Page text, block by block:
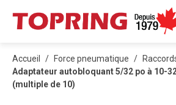
PASSER AU CONTENU PRINCIPAL
Accueil / Force pneumatique /
Adaptateur autobloquant 5/32 po à 10-
(multiple de 10)